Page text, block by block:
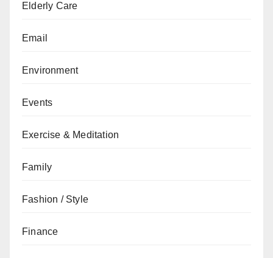
Elderly Care
Email
Environment
Events
Exercise & Meditation
Family
Fashion / Style
Finance